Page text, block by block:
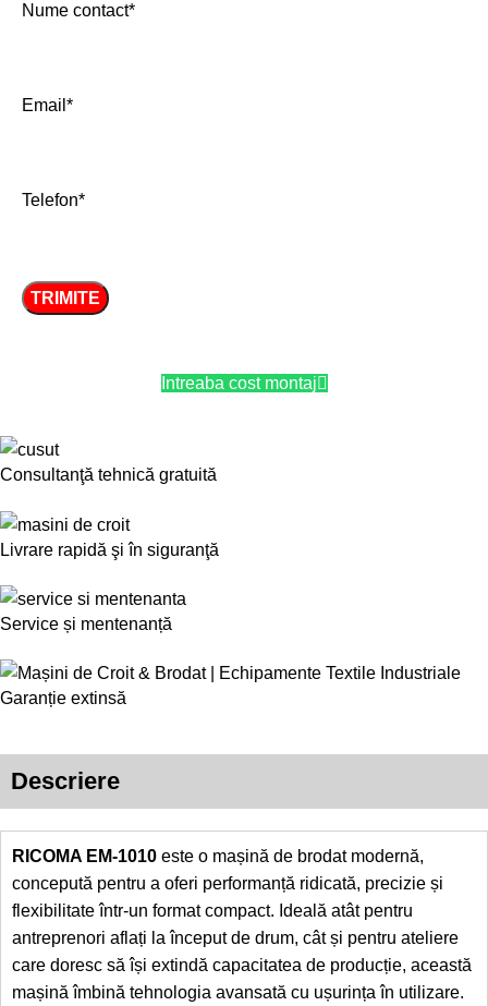
Nume contact*
Email*
Telefon*
Intreaba cost montaj
Consultanţă tehnică gratuită
Livrare rapidă şi în siguranţă
Service și mentenanță
Garanție extinsă
Descriere
RICOMA EM-1010 este o mașină de brodat modernă,
concepută pentru a oferi performanță ridicată, precizie și
flexibilitate într-un format compact. Ideală atât pentru
antreprenori aflați la început de drum, cât și pentru ateliere
care doresc să își extindă capacitatea de producție, această
mașină îmbină tehnologia avansată cu ușurința în utilizare.